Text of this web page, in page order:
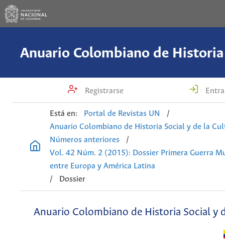
Registrarse
Está en: Portal de Revistas UN
/
Anuario Colombiano de Historia Social y de la
Números anteriores
/
Vol. 42 Núm. 2 (2015): Dossier Primera Guerra
entre Europa y América Latina
/
Dossier
Anuario Colombiano de Historia Social y